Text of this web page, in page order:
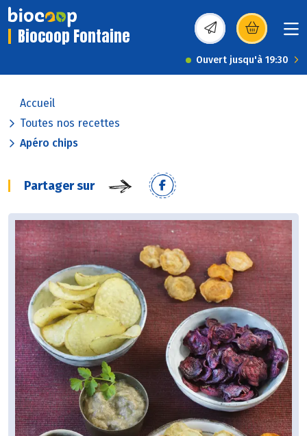
Biocoop Fontaine (s’ouvre dans une
Ouvert jusqu'à 19:30
Accueil
Toutes nos recettes
Apéro chips
Partager sur